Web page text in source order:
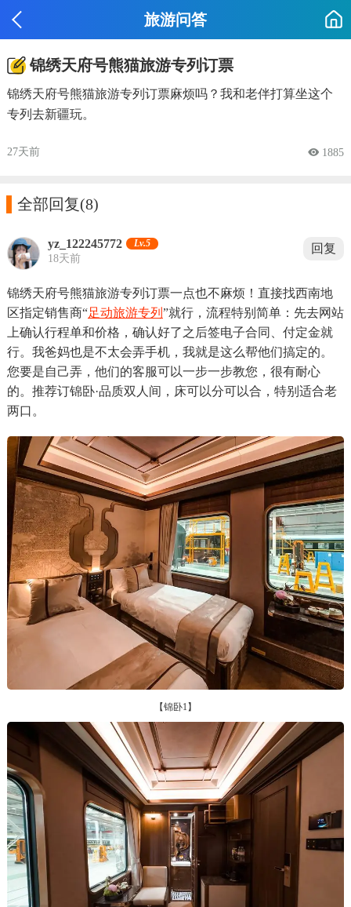
旅游问答
锦绣天府号熊猫旅游专列订票
锦绣天府号熊猫旅游专列订票麻烦吗？我和老伴打算坐这个
专列去新疆玩。
27天前  1885
全部回复(8)
yz_122245772 Lv.5
18天前
回复
锦绣天府号熊猫旅游专列订票一点也不麻烦！直接找西南地
区指定销售商“足动旅游专列 ”就行，流程特别简单：先去网站
上确认行程单和价格，确认好了之后签电子合同、付定金就
行。我爸妈也是不太会弄手机，我就是这么帮他们搞定的。
您要是自己弄，他们的客服可以一步一步教您，很有耐心
的。推荐订锦卧·品质双人间，床可以分可以合，特别适合老
两口。
【锦卧1】